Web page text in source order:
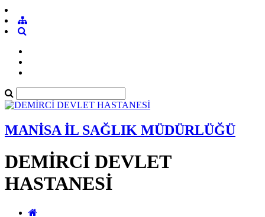
MANİSA İL SAĞLIK MÜDÜRLÜĞÜ
DEMİRCİ DEVLET
HASTANESİ